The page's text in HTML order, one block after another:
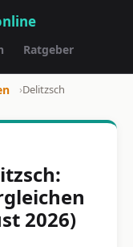
Ratgeber
›Delitzsch
2026)